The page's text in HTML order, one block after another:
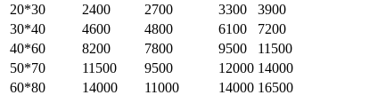
20*30
2400 2700 3300
3900
30*40
4600 4800 6100
7200
40*60
8200 7800 9500
11500
50*70
11500 9500 12000 14000
60*80
14000 11000 14000 16500